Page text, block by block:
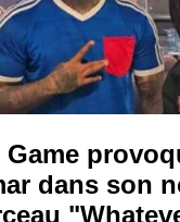
Game
dans son